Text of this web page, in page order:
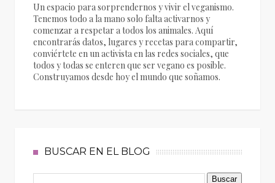
Un espacio para sorprendernos y vivir el veganismo.
Tenemos todo a la mano solo falta activarnos y
comenzar a respetar a todos los animales. Aquí
encontrarás datos, lugares y recetas para compartir,
conviértete en un activista en las redes sociales, que
todos y todas se enteren que ser vegano es posible.
Construyamos desde hoy el mundo que soñamos.
BUSCAR EN EL BLOG